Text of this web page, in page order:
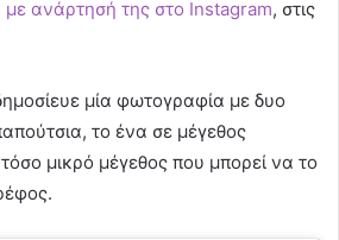
με ανάρτησή της στο Instagram, στις
μία φωτογραφία με δυο
το ένα σε μέγεθος
μικρό μέγεθος που μπορεί να το